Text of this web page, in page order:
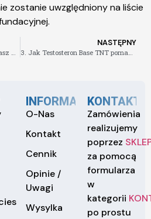
zostanie uwzględniony na liście
NASTĘPNY
INFORMACJE
O-Nas
Kontakt
Cennik
Opinie /
Uwagi
Wysylka
KONTAKT
Zamówienia
realizujemy
poprzez
za pomocą
formularza
w
kategorii
po prostu